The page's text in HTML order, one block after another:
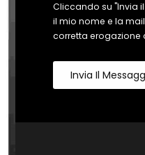
Cliccando su "Invia
il mio nome e la
corretta erogazione
Invia Il